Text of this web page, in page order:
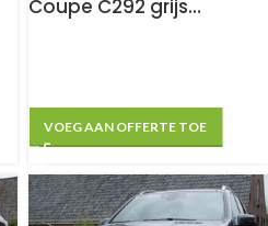
Coupe C292 grijs
VOEG AAN OFFERTE TOE